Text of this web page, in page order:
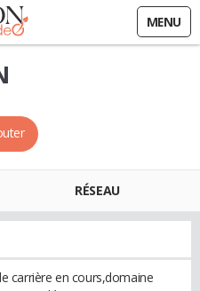
MENU
RÉSEAU
carrière en cours,domaine